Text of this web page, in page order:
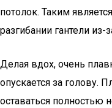
потолок. Таким
разгибании гантели из-
Делая вдох, очень
опускается за голову.
оставаться